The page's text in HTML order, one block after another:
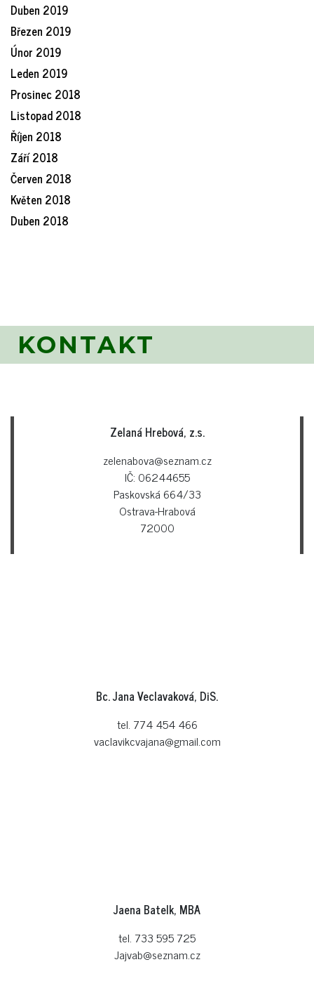
Duben 2019
Březen 2019
Únor 2019
Leden 2019
Prosinec 2018
Listopad 2018
Říjen 2018
Září 2018
Červen 2018
Květen 2018
Duben 2018
KONTAKT
Zelaná Hrebová, z.s.
zelenabova@seznam.cz
IČ: 06244655
Paskovská 664/33
Ostrava-Hrabová
72000
Bc. Jana Veclavaková, DiS.
tel. 774 454 466
vaclavikcvajana@gmail.com
Jaena Batelk, MBA
tel. 733 595 725
Jajvab@seznam.cz